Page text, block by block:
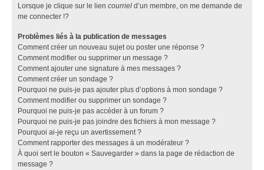
Lorsque je clique sur le lien courriel d’un membre, on me demande de
me connecter !?
Problèmes liés à la publication de messages
Comment créer un nouveau sujet ou poster une réponse ?
Comment modifier ou supprimer un message ?
Comment ajouter une signature à mes messages ?
Comment créer un sondage ?
Pourquoi ne puis-je pas ajouter plus d’options à mon sondage ?
Comment modifier ou supprimer un sondage ?
Pourquoi ne puis-je pas accéder à un forum ?
Pourquoi ne puis-je pas joindre des fichiers à mon message ?
Pourquoi ai-je reçu un avertissement ?
Comment rapporter des messages à un modérateur ?
À quoi sert le bouton « Sauvegarder » dans la page de rédaction de
message ?